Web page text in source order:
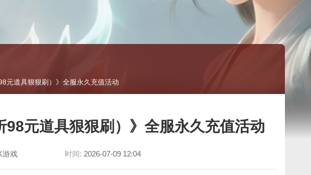
元道具狠狠刷）》全服永久充值活动
元道具狠狠刷）》全服永久充值活动
游戏 时间: 2026-07-09 12:04